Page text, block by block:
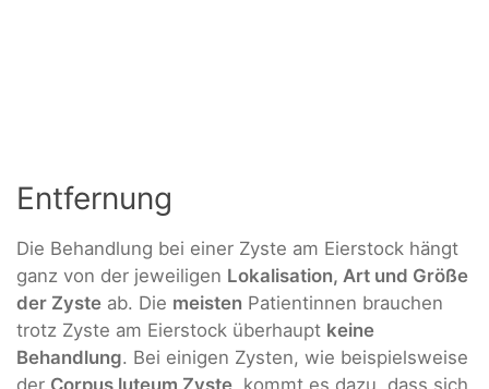
Entfernung
Die Behandlung bei einer Zyste am Eierstock hängt
ganz von der jeweiligen Lokalisation, Art und Größe
der Zyste ab. Die meisten Patientinnen brauchen
trotz Zyste am Eierstock überhaupt keine
Behandlung. Bei einigen Zysten, wie beispielsweise
der Corpus luteum Zyste , kommt es dazu, dass sich